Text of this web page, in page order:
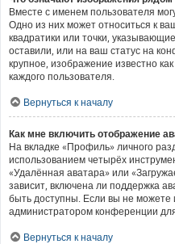
Вместе с именем пользователя
Одно из них может относиться к
квадратики или точки,
оставили, или на ваш статус на
крупное, изображение известно
каждого пользователя.
Вернуться к началу
Как мне включить отображение
На вкладке «Профиль» личного
использованием четырёх
«Удалённая аватара» или
зависит, включена ли поддержка
быть доступны. Если вы не можете
администратором конференции
Вернуться к началу